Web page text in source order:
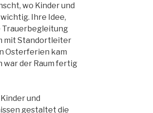
wo Kinder und
Ihre Idee,
Trauerbegleitung
mit Standortleiter
Osterferien kam
war der Raum fertig
und
gestaltet die